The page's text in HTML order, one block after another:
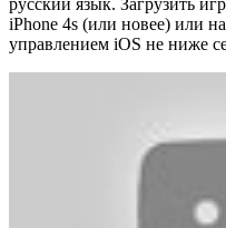
iPhone 4s (или новее) или
управлением iOS не ниже